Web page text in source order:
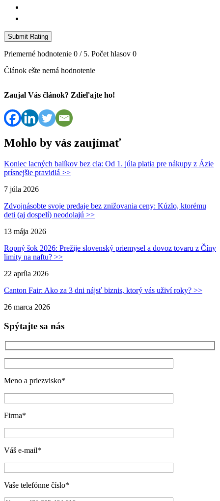
Submit Rating
Priemerné hodnotenie 0 / 5. Počet hlasov 0
Článok ešte nemá hodnotenie
Zaujal Vás článok? Zdieľajte ho!
Mohlo by vás zaujímať
Koniec lacných balíkov bez cla: Od 1. júla platia pre nákupy z Ázie
prísnejšie pravidlá >>
7 júla 2026
Zdvojnásobte svoje predaje bez znižovania ceny: Kúzlo, ktorému
deti (aj dospelí) neodolajú >>
13 mája 2026
Ropný šok 2026: Prežije slovenský priemysel a dovoz tovaru z Číny
limity na naftu? >>
22 apríla 2026
Canton Fair: Ako za 3 dni nájsť biznis, ktorý vás uživí roky? >>
26 marca 2026
Spýtajte sa nás
Meno a priezvisko*
Firma*
Váš e-mail*
Vaše telefónne číslo*